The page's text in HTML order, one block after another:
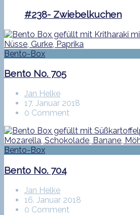
#238- Zwiebelkuchen
Bento-Box
Bento No. 705
Jan Helke
17. Januar 2018
0 Comment
Bento-Box
Bento No. 704
Jan Helke
16. Januar 2018
0 Comment